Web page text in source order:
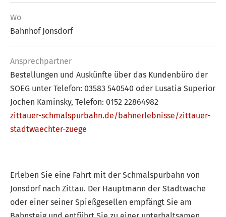
Wo
Bahnhof Jonsdorf
Ansprech­partner
Bestellungen und Auskünfte über das Kundenbüro der
SOEG unter Telefon: 03583 540540 oder Lusatia Superior
Jochen Kaminsky, Telefon: 0152 22864982
zittauer-schmalspurbahn.de/bahnerlebnisse/zittauer-
stadtwaechter-zuege
Erleben Sie eine Fahrt mit der Schmalspurbahn von
Jonsdorf nach Zittau. Der Hauptmann der Stadtwache
oder einer seiner Spießgesellen empfängt Sie am